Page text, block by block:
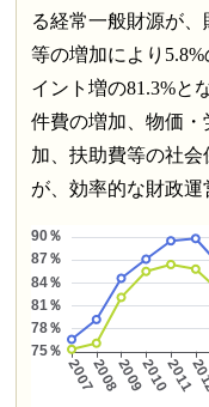
る経常一般財源が
等の増加により
イント増の81.3%と
件費の増加、物価
加、扶助費等の社
が、効率的な財政運